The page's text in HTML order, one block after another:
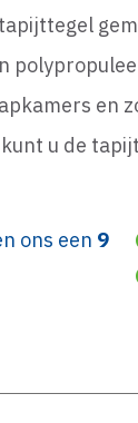
en
kunt u de
ons een 9